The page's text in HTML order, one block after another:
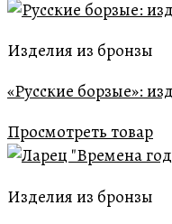
Изделия из бронзы
«Русские борзые»:
Просмотреть товар
Изделия из бронзы